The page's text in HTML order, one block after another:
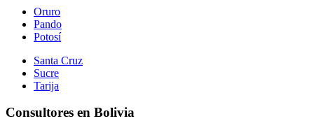
Oruro
Pando
Potosí
Santa Cruz
Sucre
Tarija
Consultores en Bolivia